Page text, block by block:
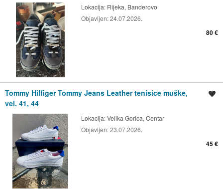
Lokacija: Rijeka, Banderovo
Objavljen:24.07.2026.
80 €
Tommy Hilfiger Tommy Jeans Leather tenisice muške,
vel. 41, 44
Lokacija:Velika Gorica, Centar
Objavljen:23.07.2026.
45 €